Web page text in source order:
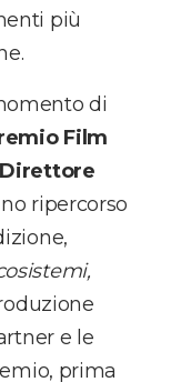
più
di
Film
Direttore
ripercorso
e le
prima